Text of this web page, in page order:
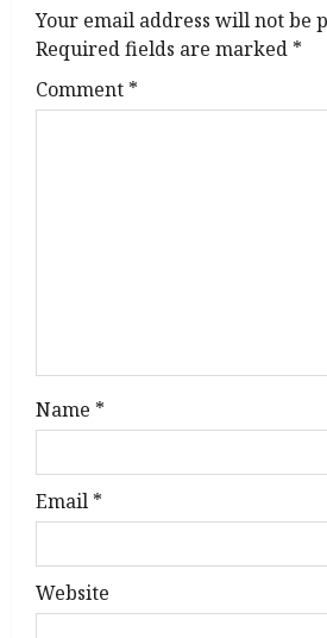
v
i
g
n
Your email address will not be
Required fields are marked *
Comment *
Name *
Email *
Website